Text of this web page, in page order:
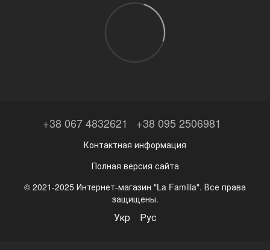
+38 067 4832621 +38 095 2506981
Контактная информация
Полная версия сайта
© 2021-2025 Интернет-магазин "La Familia". Все права
защищены.
Укр Рус